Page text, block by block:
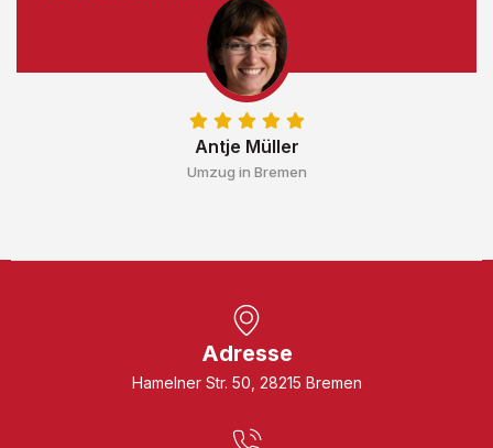
Antje Müller
Umzug in Bremen
Adresse
Hamelner Str. 50, 28215 Bremen